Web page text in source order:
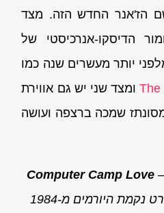
שם הז'אנר החדש הזה. מצד
הדיסקו-אנרכיסטי של
Theומצד שני יש גם אווירת
שמכה ברצפה ועושה
–
Computer Camp Love
היורמים מ-1984